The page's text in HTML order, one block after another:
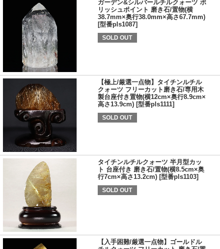
ガーデン&シルバールチルクォーツ ポ
リッシュポイント 磨き石/置物(横
38.7mm×奥行38.0mm×高さ67.7mm)
[型番pls1087]
SOLD OUT
【極上/厳選一点物】タイチンルチル
クォーツ フリーカット磨き石/専用木
製台座付き置物(横12cm×奥行8.9cm×
高さ13.9cm) [型番pls1111]
SOLD OUT
タイチンルチルクォーツ 半月型カッ
ト 台座付き 磨き石/置物(横8.5cm×奥
行7cm×高さ13.2cm) [型番pls1103]
SOLD OUT
【入手困難/厳選一点物】ゴールドル